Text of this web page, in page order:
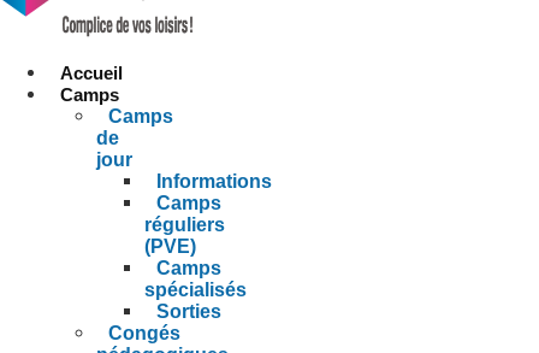
Accueil
Camps
Camps
de
jour
Informations
Camps
réguliers
(PVE)
Camps
spécialisés
Sorties
Congés